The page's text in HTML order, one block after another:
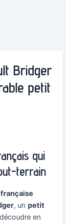
Bridger
petit
qui
terrain
, unpetit
en